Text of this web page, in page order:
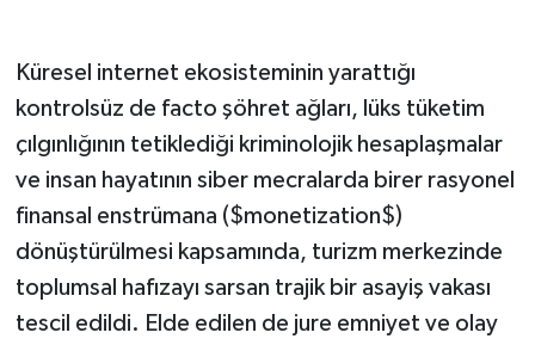
Küresel internet ekosisteminin yarattığı
kontrolsüz de facto şöhret ağları, lüks tüketim
çılgınlığının tetiklediği kriminolojik hesaplaşmalar
ve insan hayatının siber mecralarda birer rasyonel
finansal enstrümana ($monetization$)
dönüştürülmesi kapsamında, turizm merkezinde
toplumsal hafızayı sarsan trajik bir asayiş vakası
tescil edildi. Elde edilen de jure emniyet ve olay